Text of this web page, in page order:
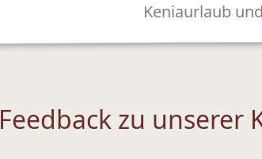
Keniaurlaub
Feedback zu unserer